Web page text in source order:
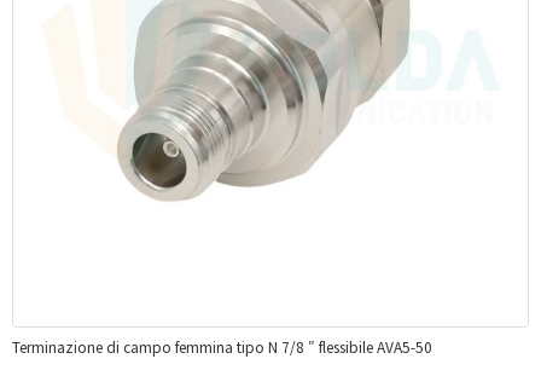
Terminazione di campo femmina tipo N 7/8 ″ flessibile AVA5-50